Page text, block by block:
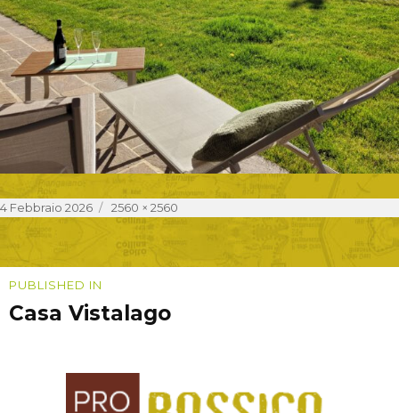
Posted
4 Febbraio 2026
Full
size
2560 × 2560
Navigazione
articoli
PUBLISHED IN
Casa Vistalago